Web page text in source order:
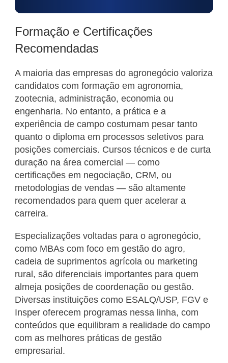
Formação e Certificações
Recomendadas
A maioria das empresas do agronegócio valoriza
candidatos com formação em agronomia,
zootecnia, administração, economia ou
engenharia. No entanto, a prática e a
experiência de campo costumam pesar tanto
quanto o diploma em processos seletivos para
posições comerciais. Cursos técnicos e de curta
duração na área comercial — como
certificações em negociação, CRM, ou
metodologias de vendas — são altamente
recomendados para quem quer acelerar a
carreira.
Especializações voltadas para o agronegócio,
como MBAs com foco em gestão do agro,
cadeia de suprimentos agrícola ou marketing
rural, são diferenciais importantes para quem
almeja posições de coordenação ou gestão.
Diversas instituições como ESALQ/USP, FGV e
Insper oferecem programas nessa linha, com
conteúdos que equilibram a realidade do campo
com as melhores práticas de gestão
empresarial.